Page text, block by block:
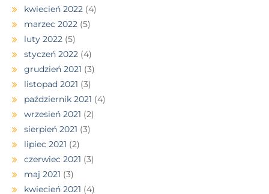
kwiecień 2022 (4)
marzec 2022 (5)
luty 2022 (5)
styczeń 2022 (4)
grudzień 2021 (3)
listopad 2021 (3)
październik 2021 (4)
wrzesień 2021 (2)
sierpień 2021 (3)
lipiec 2021 (2)
czerwiec 2021 (3)
maj 2021 (3)
kwiecień 2021 (4)